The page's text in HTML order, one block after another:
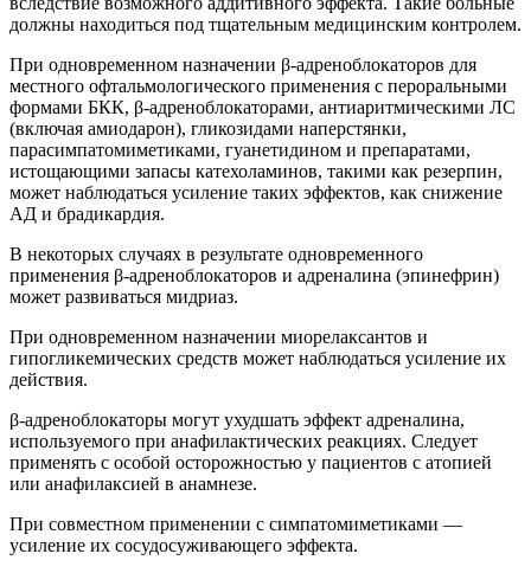
должны находиться под тщательным медицинским контролем.
При одновременном назначении β-адреноблокаторов для
местного офтальмологического применения с пероральными
формами БКК, β-адреноблокаторами, антиаритмическими ЛС
(включая амиодарон), гликозидами наперстянки,
парасимпатомиметиками, гуанетидином и препаратами,
истощающими запасы катехоламинов, такими как резерпин,
может наблюдаться усиление таких эффектов, как снижение
АД и брадикардия.
В некоторых случаях в результате одновременного
применения β-адреноблокаторов и адреналина (эпинефрин)
может развиваться мидриаз.
При одновременном назначении миорелаксантов и
гипогликемических средств может наблюдаться усиление их
действия.
β-адреноблокаторы могут ухудшать эффект адреналина,
используемого при анафилактических реакциях. Следует
применять с особой осторожностью у пациентов с атопией
или анафилаксией в анамнезе.
При совместном применении с симпатомиметиками —
усиление их сосудосуживающего эффекта.